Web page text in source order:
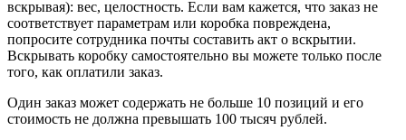
вскрывая): вес, целостность. Если вам кажется, что заказ не
соответствует параметрам или коробка повреждена,
попросите сотрудника почты составить акт о вскрытии.
Вскрывать коробку самостоятельно вы можете только после
того, как оплатили заказ.
Один заказ может содержать не больше 10 позиций и его
стоимость не должна превышать 100 тысяч рублей.